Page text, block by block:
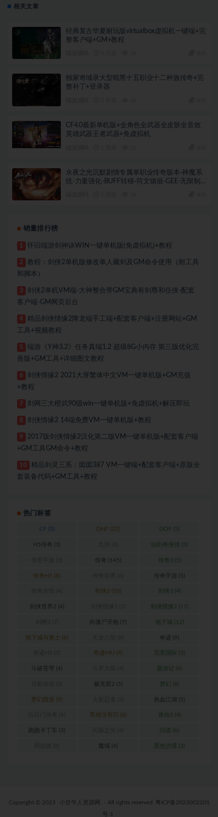
相关文章
经典复古华夏耐玩版virtualbox虚拟机一键端+完
整客户端+GM+教程
独家奇域录大型暗黑十五职业十二种族传奇+完
整补丁+登录器
CF4.0最新单机版+全角色全武器全皮肤全音效
英雄武器王者武器+免虚拟机
永夜之光沉默剧情专属单职业传奇版本-神魔系
统-力量强化-BUFF转移-符文镶嵌-GEE-无限制
销量排行榜
1 怀旧端游剑神诀WIN一键单机版(免虚拟机)+教程
2
教程：剑侠2单机版修改单人藏剑及GM命令使用（附工具
和脚本）
3
剑侠2单机VM端-大神整合带GM宝典有剑尊和任侠-配套
客户端-GM网页后台
4
精品剑侠情缘2降龙端手工端+配套客户端+注册网站+GM
工具+视频教程
5
端游《Y神3.2》任务真端1.2 超级8G小内存 第三版优化完
善版+GM工具+详细图文教程
6
剑侠情缘2 2021大屏繁体中文VM一键单机版+GM充值
+教程
7 剑网三大橙武90级win一键单机版+免虚拟机+解压即玩
8 剑侠情缘2 14端免费VM一键单机版+教程
9
2017版剑侠情缘2汉化第二版VM一键单机版+配套客户端
+GM工具GM命令+教程
10
精品剑灵三系：囡囡387 VM一键端+配套客户端+原版全
套装备代码+GM工具+教程
热门标签
CF (3) DNF (22) DOF (5)
H5传奇 (3) 仙剑奇侠传 (5)
传奇 (145) 传奇3 (5)
传奇H5 (8) 传奇手游 (5)
剑侠2 (10) 剑侠3 (4)
剑侠世界2 (4) 剑侠情缘2 (17)
向僵尸开炮 (7) 地下城 (12)
地下城与勇士 (6) 奇迹 (9)
奇迹MU (4) 完美国际 (5)
斗破苍穹 (4) 最游记 (4)
极无双2 (5) 梦幻 (8)
梦幻西游 (9) 热血江湖 (5)
英雄没有闪 (6) 诛仙3 (4)
跑跑卡丁车 (3) 问道 (6)
魔域 (4) 黑色沙漠 (3)
Copyright © 2023 小甘牛人资源网 - All rights reserved
粤ICP备2023002201
号-1